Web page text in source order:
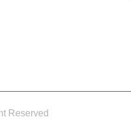
Reserved